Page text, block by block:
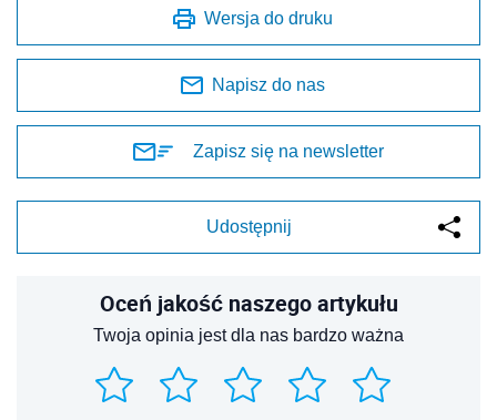
Wersja do druku
Napisz do nas
Zapisz się na newsletter
Udostępnij
Oceń jakość naszego artykułu
Twoja opinia jest dla nas bardzo ważna